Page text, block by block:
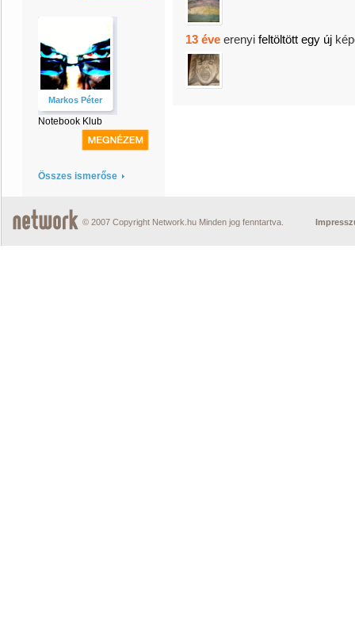
Markos Péter
Notebook Klub
Összes ismerőse
13 éve erenyi feltöltött egy új
© 2007 Copyright Network.hu Minden jog fenntartva.